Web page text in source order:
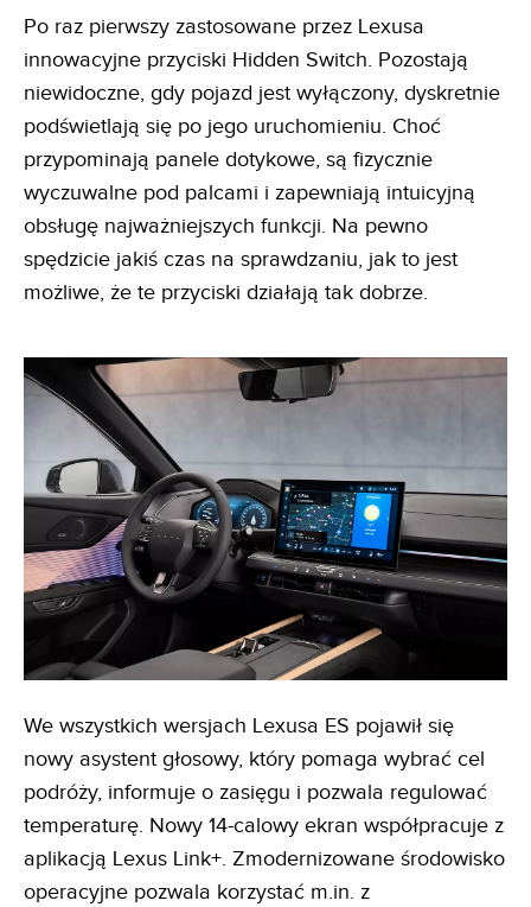
Po raz pierwszy zastosowane przez Lexusa
innowacyjne przyciski Hidden Switch. Pozostają
niewidoczne, gdy pojazd jest wyłączony, dyskretnie
podświetlają się po jego uruchomieniu. Choć
przypominają panele dotykowe, są fizycznie
wyczuwalne pod palcami i zapewniają intuicyjną
obsługę najważniejszych funkcji. Na pewno
spędzicie jakiś czas na sprawdzaniu, jak to jest
możliwe, że te przyciski działają tak dobrze.
We wszystkich wersjach Lexusa ES pojawił się
nowy asystent głosowy, który pomaga wybrać cel
podróży, informuje o zasięgu i pozwala regulować
temperaturę. Nowy 14-calowy ekran współpracuje z
aplikacją Lexus Link+. Zmodernizowane środowisko
operacyjne pozwala korzystać m.in. z